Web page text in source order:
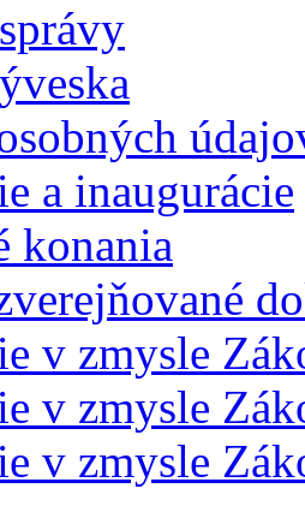
a inaugurácie
konania
v zmysle
v zmysle
v zmysle